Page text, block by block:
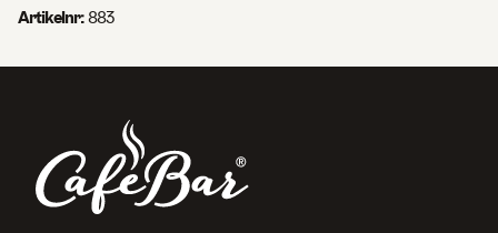
Artikelnr:883